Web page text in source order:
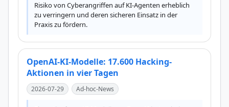
Risiko von Cyberangriffen auf KI-Agenten erheblich
zu verringern und deren sicheren Einsatz in der
Praxis zu fördern.
OpenAI-KI-Modelle: 17.600 Hacking-
Aktionen in vier Tagen
2026-07-29 Ad-hoc-News